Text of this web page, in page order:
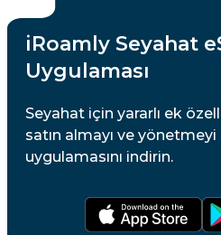
iRoamly Seyahat
Uygulaması
Seyahat için yararlı ek
satın almayı ve
uygulamasını indirin.